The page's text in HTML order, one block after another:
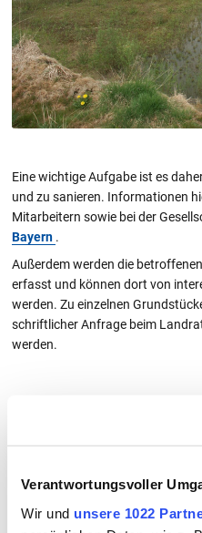
Verantwortungsvoller
Wir und unsere 1022
Eine wichtige Aufgabe ist es
und zu sanieren. Informationen
Mitarbeitern sowie bei der
Bayern .
Außerdem werden die
erfasst und können dort von
werden. Zu einzelnen
schriftlicher Anfrage beim
werden.
Alle Merkblätter